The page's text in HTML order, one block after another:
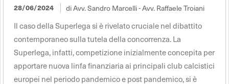
28/06/2024 di Avv. Sandro Marcelli - Avv. Raffaele Troiani
Il caso della Superlega si è rivelato cruciale nel dibattito
contemporaneo sulla tutela della concorrenza. La
Superlega, infatti, competizione inizialmente concepita per
apportare nuova linfa finanziaria ai principali club calcistici
europei nel periodo pandemico e post pandemico, si è